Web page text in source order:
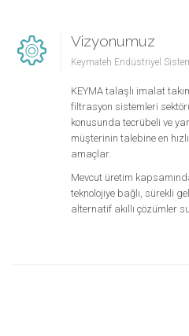
Vizyonumuz
Keymateh Endüstriyel
KEYMA talaşlı imalat
filtrasyon sistemleri
konusunda tecrübeli ve
müşterinin talebine en
amaçlar.
Mevcut üretim
teknolojiye bağlı, sürekli
alternatif akıllı çözümler